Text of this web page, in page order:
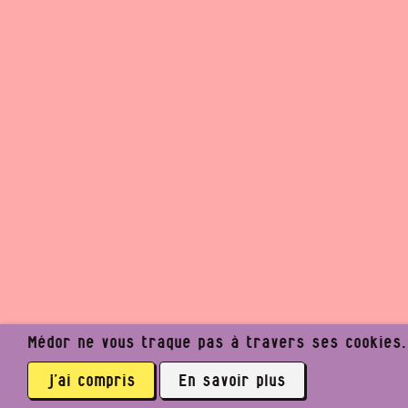
Médor ne vous traque pas à travers ses
j’ai compris En savoir plus